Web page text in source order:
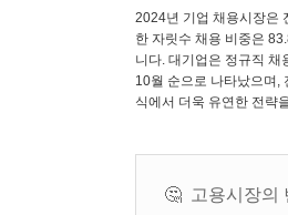
2024년 기업 채용시장은
한 자릿수 채용 비중은
니다. 대기업은 정규직 채
10월 순으로 나타났으며,
식에서 더욱 유연한 전략
🤔 고용시장의